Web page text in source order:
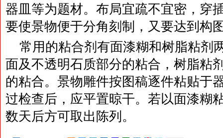
器皿等为题材。布局宜疏不宜密，穿
要使景物便于分角刻制，又要达到构
常用的粘合剂有面漆糊和树脂粘剂
面及不透明石质部分的粘合，树脂粘
的粘合。景物雕件按图稿逐件粘贴于
过检查后，应平置晾干。若以面漆糊
数天后方可取出陈列。